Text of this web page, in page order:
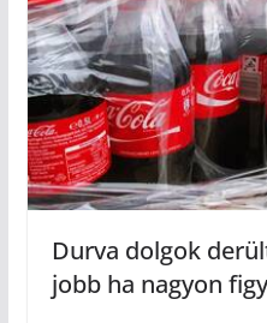
Durva dolgok
jobb ha nagyon